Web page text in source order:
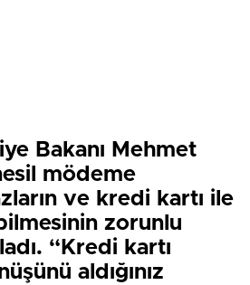
Bakanı Mehmet
mödeme
ve kredi kartı ile
zorunlu
“Kredi kartı
aldığınız